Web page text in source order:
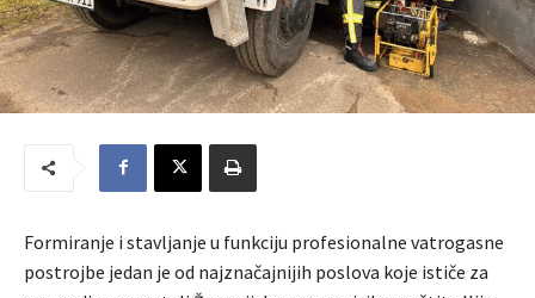
Formiranje i stavljanje u funkciju profesionalne vatrogasne
postrojbe jedan je od najznačajnijih poslova koje ističe za